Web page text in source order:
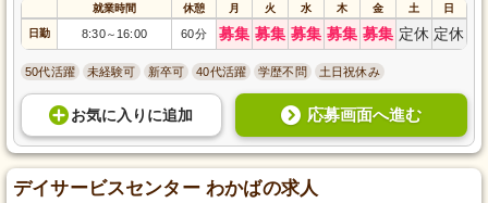
就業時間 休憩 月 火 水 木 金 土 日
日勤 8:30～ 16:00 60分 募集 募集 募集 募集 募集 定休 定休
50代活躍 未経験可 新卒可 40代活躍 学歴不問 土日祝休み
お気に入り に追加 応募画面へ進む
デイサービスセンター わかばの求人